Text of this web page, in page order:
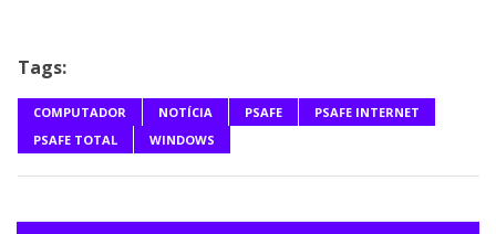
Tags:
COMPUTADOR NOTÍCIA PSAFE
PSAFE INTERNET
PSAFE TOTAL
WINDOWS